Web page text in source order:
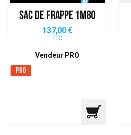
SAC DE FRAPPE 1M80
Prix
137,00 €
TTC
Vendeur PRO
Pro